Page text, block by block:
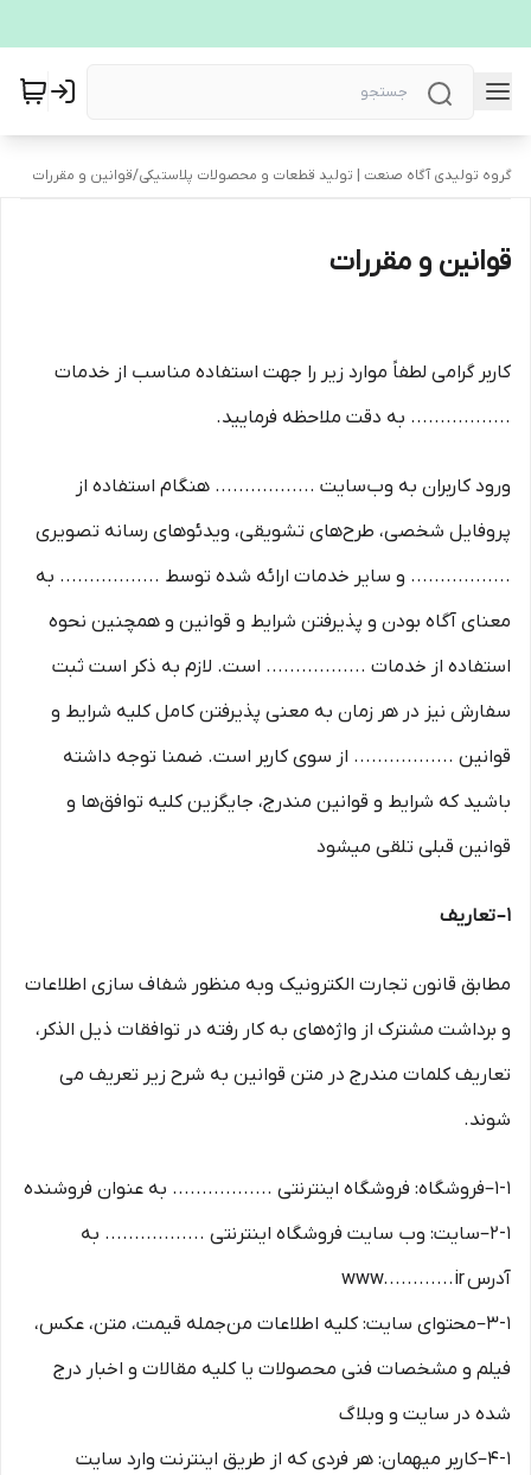
گروه تولیدی آگاه صنعت | تولید قطعات و محصولات پلاستیکی/قوانین و مقررات
قوانین و مقررات
کاربر گرامی لطفاً موارد زیر را جهت استفاده مناسب از خدمات
................. به دقت ملاحظه فرمایید.
ورود کاربران به وب‏‌سایت ................. هنگام استفاده از
پروفایل شخصی، طرح‏‌های تشویقی، ویدئوهای رسانه تصویری
................. و سایر خدمات ارائه شده توسط ................. به
معنای آگاه بودن و پذیرفتن شرایط و قوانین و همچنین نحوه
استفاده از خدمات ................. است. لازم به ذکر است ثبت
سفارش نیز در هر زمان به معنی پذیرفتن کامل کلیه شرایط و
قوانین ................. از سوی کاربر است. ضمنا توجه داشته
باشید که شرایط و قوانین مندرج، جایگزین کلیه توافق‏‌ها و
قوانین قبلی تلقی میشود
۱– تعاریف
مطابق قانون تجارت الکترونیک وبه منظور شفاف سازی اطلاعات
و برداشت مشترک از واژه‌های به کار رفته در توافقات ذیل الذکر،
تعاریف کلمات مندرج در متن قوانین به شرح زیر تعریف می
شوند.
۱-۱–فروشگاه: فروشگاه اینترنتی ................. به عنوان فروشنده
۲-۱–سایت: وب سایت فروشگاه اینترنتی ................. به
آدرس www............ir
۳-۱–محتوای سایت: کلیه اطلاعات من‌جمله قیمت، متن، عکس،
فیلم و مشخصات فنی محصولات یا کلیه مقالات و اخبار درج
شده در سایت و وبلاگ
۴-۱–کاربر میهمان: هر فردی که از طریق اینترنت وارد سایت